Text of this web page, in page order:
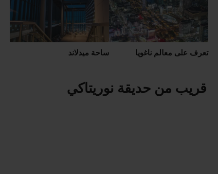
تعرف على معالم ناغويا ساحة ميدلاند
قريب من حديقة نوريتاكي